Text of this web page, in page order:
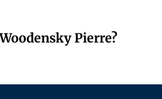
Pierre?